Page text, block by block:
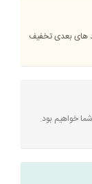
های بعدی تخفیف
خواهیم بود.